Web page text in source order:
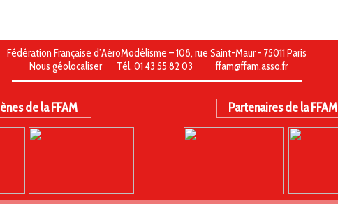
Fédération Française d’AéroModélisme – 108, rue Saint-Maur - 75011 Paris
Nous géolocaliser
Tél. 01 43 55 82 03 ffam@ffam.asso.fr
de la FFAM Partenaires de la FFAM